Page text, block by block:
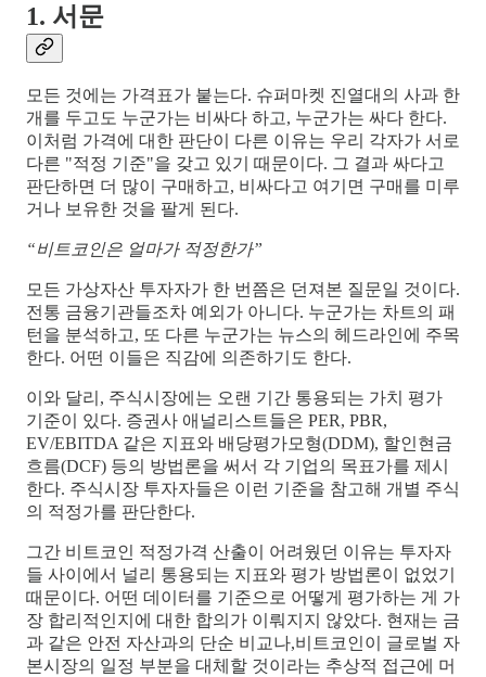
1. 서문
모든 것에는 가격표가 붙는다. 슈퍼마켓 진열대의 사과 한
개를 두고도 누군가는 비싸다 하고, 누군가는 싸다 한다.
이처럼 가격에 대한 판단이 다른 이유는 우리 각자가 서로
다른 "적정 기준"을 갖고 있기 때문이다. 그 결과 싸다고
판단하면 더 많이 구매하고, 비싸다고 여기면 구매를 미루
거나 보유한 것을 팔게 된다.
“비트코인은 얼마가 적정한가”
모든 가상자산 투자자가 한 번쯤은 던져본 질문일 것이다.
전통 금융기관들조차 예외가 아니다. 누군가는 차트의 패
턴을 분석하고, 또 다른 누군가는 뉴스의 헤드라인에 주목
한다. 어떤 이들은 직감에 의존하기도 한다.
이와 달리, 주식시장에는 오랜 기간 통용되는 가치 평가
기준이 있다. 증권사 애널리스트들은 PER, PBR,
EV/EBITDA 같은 지표와 배당평가모형(DDM), 할인현금
흐름(DCF) 등의 방법론을 써서 각 기업의 목표가를 제시
한다. 주식시장 투자자들은 이런 기준을 참고해 개별 주식
의 적정가를 판단한다.
그간 비트코인 적정가격 산출이 어려웠던 이유는 투자자
들 사이에서 널리 통용되는 지표와 평가 방법론이 없었기
때문이다. 어떤 데이터를 기준으로 어떻게 평가하는 게 가
장 합리적인지에 대한 합의가 이뤄지지 않았다. 현재는 금
과 같은 안전 자산과의 단순 비교나,비트코인이 글로벌 자
본시장의 일정 부분을 대체할 것이라는 추상적 접근에 머